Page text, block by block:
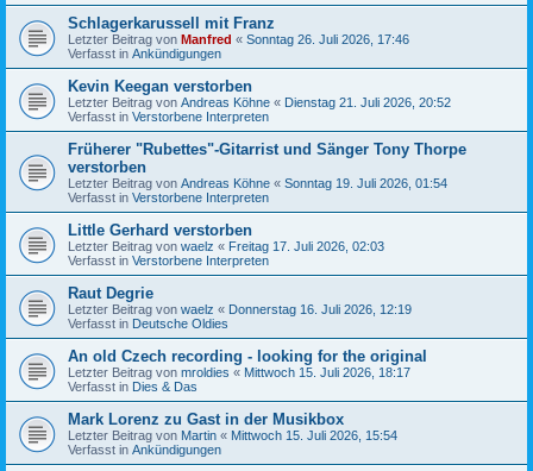
Schlagerkarussell mit Franz
Letzter Beitrag von Manfred « Sonntag 26. Juli 2026, 17:46
Verfasst in Ankündigungen
Kevin Keegan verstorben
Letzter Beitrag von Andreas Köhne « Dienstag 21. Juli 2026, 20:52
Verfasst in Verstorbene Interpreten
Früherer "Rubettes"-Gitarrist und Sänger Tony Thorpe
verstorben
Letzter Beitrag von Andreas Köhne « Sonntag 19. Juli 2026, 01:54
Verfasst in Verstorbene Interpreten
Little Gerhard verstorben
Letzter Beitrag von waelz « Freitag 17. Juli 2026, 02:03
Verfasst in Verstorbene Interpreten
Raut Degrie
Letzter Beitrag von waelz « Donnerstag 16. Juli 2026, 12:19
Verfasst in Deutsche Oldies
An old Czech recording - looking for the original
Letzter Beitrag von mroldies « Mittwoch 15. Juli 2026, 18:17
Verfasst in Dies & Das
Mark Lorenz zu Gast in der Musikbox
Letzter Beitrag von Martin « Mittwoch 15. Juli 2026, 15:54
Verfasst in Ankündigungen